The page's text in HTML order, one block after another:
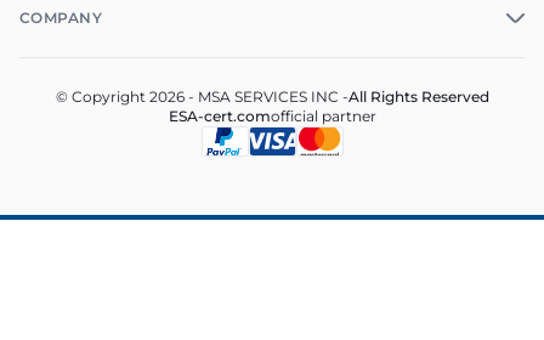
COMPANY
© Copyright 2026 - MSA SERVICES INC -All Rights Reserved
ESA-cert.comofficial partner